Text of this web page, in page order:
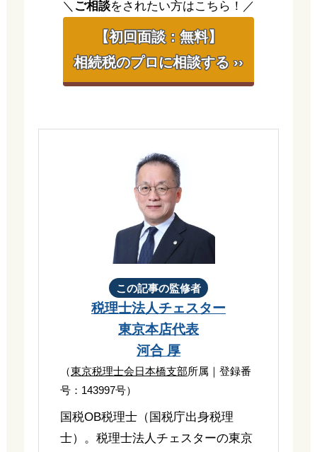
＼ ご相談をされたい方はこちら！／
【初回面談：無料】
相続税のプロに相談する ››
この記事の監修者
税理士法人チェスター
東京本店代表
河合 厚
（東京税理士会日本橋支部所属｜登録番
号：143997号）
国税OB税理士（国税庁出身税理
士）。税理士法人チェスターの東京